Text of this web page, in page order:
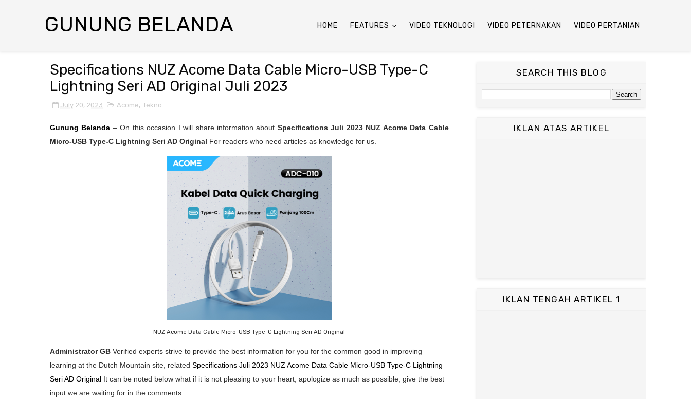
GUNUNG BELANDA HOME FEATURES VIDEO TEKNOLOGI VIDEO PETERNAKAN VIDEO PERTANIAN
Specifications NUZ Acome Data Cable Micro-USB Type-C
Lightning Seri AD Original Juli 2023
July 20, 2023 Acome, Tekno
Gunung Belanda – On this occasion I will share information about Specifications Juli 2023 NUZ Acome Data Cable
Micro-USB Type-C Lightning Seri AD Original For readers who need articles as knowledge for us.
NUZ Acome Data Cable Micro-USB Type-C Lightning Seri AD Original
Administrator GB Verified experts strive to provide the best information for you for the common good in improving
learning at the Dutch Mountain site, related Specifications Juli 2023 NUZ Acome Data Cable Micro-USB Type-C Lightning
Seri AD Original It can be noted below what if it is not pleasing to your heart, apologize as much as possible, give the best
input we are waiting for in the comments.
SEARCH THIS BLOG
IKLAN ATAS ARTIKEL
IKLAN TENGAH ARTIKEL 1